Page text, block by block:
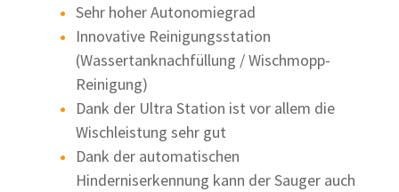
Sehr hoher Autonomiegrad
Innovative Reinigungsstation
(Wassertanknachfüllung / Wischmopp-
Reinigung)
Dank der Ultra Station ist vor allem die
Wischleistung sehr gut
Dank der automatischen
Hinderniserkennung kann der Sauger auch